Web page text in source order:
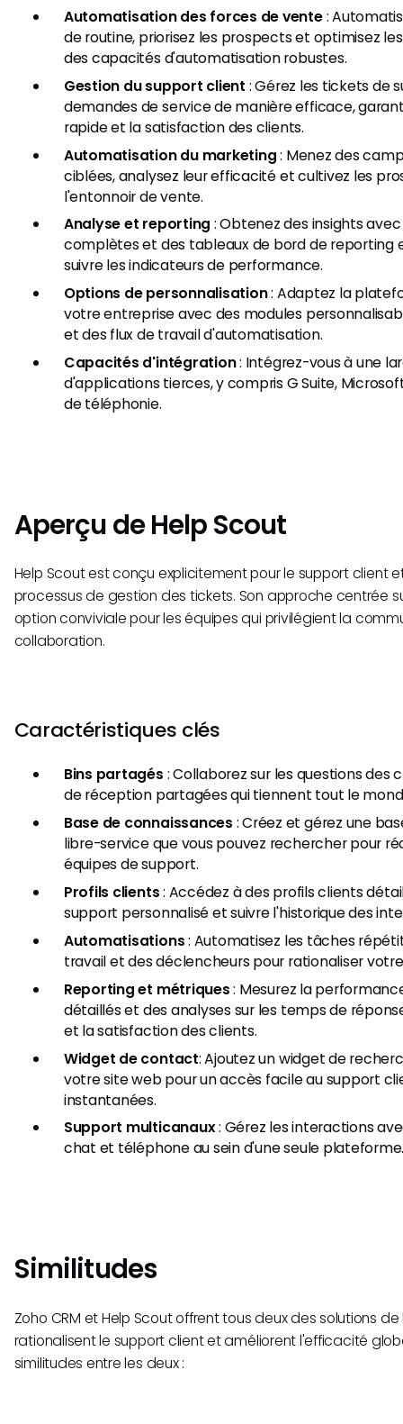
Automatisation des forces de vente:
de routine, priorisez les prospects et optimisez
des capacités d'automatisation robustes.
Gestion du support client : Gérez les tickets de
demandes de service de manière efficace,
rapide et la satisfaction des clients.
Automatisation du marketing: Menez des
ciblées, analysez leur efficacité et cultivez les
l'entonnoir de vente.
Analyse et reporting : Obtenez des insights
complètes et des tableaux de bord de reporting
suivre les indicateurs de performance.
Options de personnalisation: Adaptez la
votre entreprise avec des modules
et des flux de travail d'automatisation.
Capacités d'intégration: Intégrez-vous à une
d'applications tierces, y compris G Suite,
de téléphonie.
Aperçu de Help Scout
Help Scout est conçu explicitement pour le support client
processus de gestion des tickets. Son approche centrée
option conviviale pour les équipes qui privilégient la
collaboration.
Caractéristiques clés
Bins partagés : Collaborez sur les questions des
de réception partagées qui tiennent tout le
Base de connaissances : Créez et gérez une
libre-service que vous pouvez rechercher pour
équipes de support.
Profils clients: Accédez à des profils clients
support personnalisé et suivre l'historique des
Automatisations: Automatisez les tâches
travail et des déclencheurs pour rationaliser
Reporting et métriques: Mesurez la
détaillés et des analyses sur les temps de
et la satisfaction des clients.
Widget de contact: Ajoutez un widget de
votre site web pour un accès facile au support
instantanées.
Support multicanaux: Gérez les interactions
chat et téléphone au sein d'une seule
Similitudes
Zoho CRM et Help Scout offrent tous deux des solutions
rationalisent le support client et améliorent l'efficacité
similitudes entre les deux :